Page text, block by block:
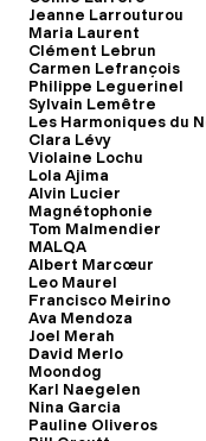
Jeanne Larrouturou
Maria Laurent
Clément Lebrun
Carmen Lefrançois
Philippe Leguerinel
Sylvain Lemêtre
Les Harmoniques du
Clara Lévy
Violaine Lochu
Lola Ajima
Alvin Lucier
Magnétophonie
Tom Malmendier
MALQA
Albert Marcœur
Leo Maurel
Francisco Meirino
Ava Mendoza
Joel Merah
David Merlo
Moondog
Karl Naegelen
Nina Garcia
Pauline Oliveros